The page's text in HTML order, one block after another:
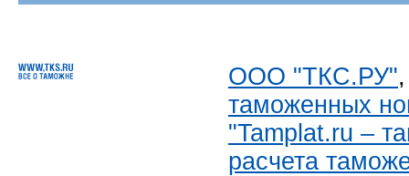
ООО "ТКС.РУ"
таможенных
"Tamplat.ru –
расчета